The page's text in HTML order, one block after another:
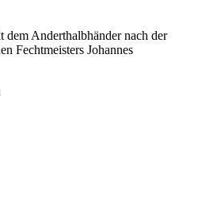
dem Anderthalbhänder nach der
Fechtmeisters Johannes